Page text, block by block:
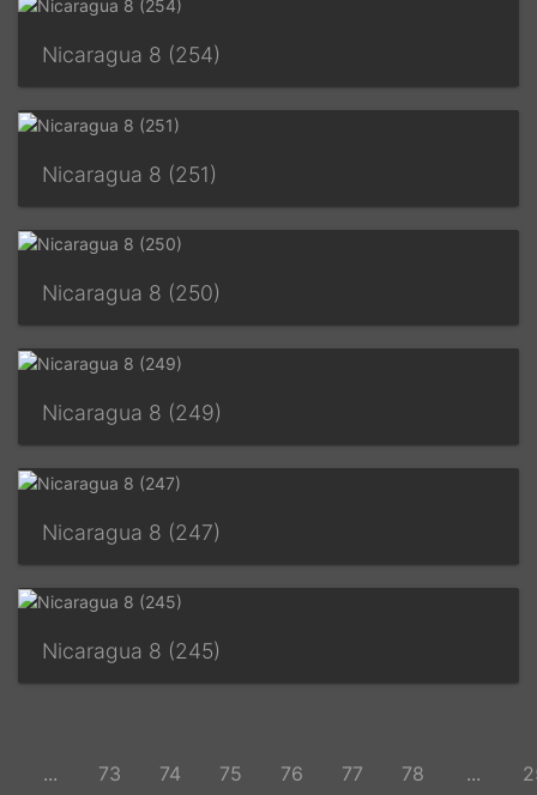
Nicaragua 8 (254)
Nicaragua 8 (251)
Nicaragua 8 (250)
Nicaragua 8 (249)
Nicaragua 8 (247)
Nicaragua 8 (245)
... 73 74 75 76 77 78 ...